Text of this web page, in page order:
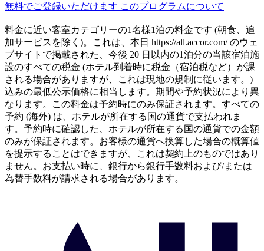
無料でご登録いただけます このプログラムについて
料金に近い客室カテゴリーの1名様1泊の料金です (朝食、追
加サービスを除く)。これは、本日 https://all.accor.com/ のウェ
ブサイトで掲載された、今後 20 日以内の1泊分の当該宿泊施
設のすべての税金 (ホテル到着時に税金（宿泊税など）が課
される場合がありますが、これは現地の規制に従います。)
込みの最低公示価格に相当します。期間や予約状況により異
なります。この料金は予約時にのみ保証されます。すべての
予約 (海外) は、ホテルが所在する国の通貨で支払われま
す。予約時に確認した、ホテルが所在する国の通貨での金額
のみが保証されます。お客様の通貨へ換算した場合の概算値
を提示することはできますが、これは契約上のものではあり
ません。お支払い時に、銀行から銀行手数料および/または
為替手数料が請求される場合があります。